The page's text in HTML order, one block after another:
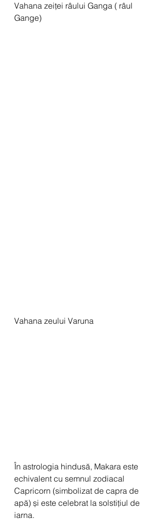
Vahana zeiței râului Ganga ( râul
Gange)
Vahana zeului Varuna
În astrologia hindusă, Makara este
echivalent cu semnul zodiacal
Capricorn (simbolizat de capra de
apă) și este celebrat la solstițiul de
iarna.